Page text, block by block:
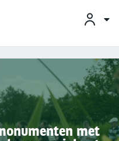
met